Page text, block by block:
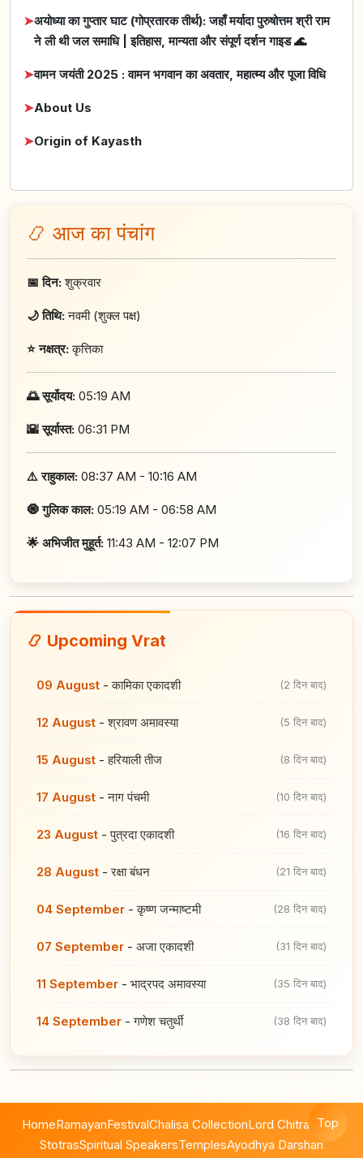
➤अयोध्या का गुप्तार घाट (गोप्रतारक तीर्थ): जहाँ मर्यादा पुरुषोत्तम श्री राम
ने ली थी जल समाधि | इतिहास, मान्यता और संपूर्ण दर्शन गाइड 🌊
➤वामन जयंती 2025 : वामन भगवान का अवतार, महात्म्य और पूजा विधि
➤About Us
➤Origin of Kayasth
📿 आज का पंचांग
📅 दिन:शुक्रवार
🌙 तिथि:नवमी (शुक्ल पक्ष)
⭐ नक्षत्र:कृत्तिका
🌅 सूर्योदय: 05:19 AM
🌇 सूर्यास्त: 06:31 PM
⚠️ राहुकाल: 08:37 AM - 10:16 AM
🧿 गुलिक काल: 05:19 AM - 06:58 AM
🌟 अभिजीत मुहूर्त: 11:43 AM - 12:07 PM
📿 Upcoming Vrat
09 August -कामिका एकादशी (2 दिन बाद)
12 August -श्रावण अमावस्या (5 दिन बाद)
15 August -हरियाली तीज (8 दिन बाद)
17 August -नाग पंचमी (10 दिन बाद)
23 August -पुत्रदा एकादशी (16 दिन बाद)
28 August -रक्षा बंधन (21 दिन बाद)
04 September -कृष्ण जन्माष्टमी (28 दिन बाद)
07 September - अजा एकादशी (31 दिन बाद)
11 September - भाद्रपद अमावस्या (35 दिन बाद)
14 September -गणेश चतुर्थी (38 दिन बाद)
HomeRamayanFestivalChalisa CollectionLord Chitragupta
StotrasSpiritual SpeakersTemplesAyodhya Darshan
Top